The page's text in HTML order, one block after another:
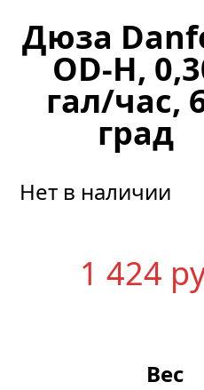
Дюза
OD-H,
гал/час,
град
Нет в наличии
1 424 р
Вес